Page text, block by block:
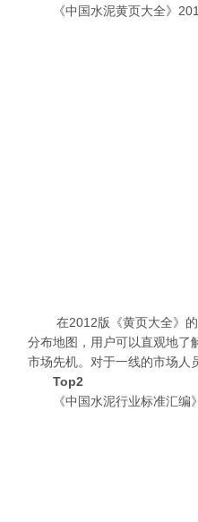
《中国水泥黄页大全》
在2012版《黄页大全》的
分布地图，用户可以直观地了
市场先机。对于一线的市场人
Top2
《中国水泥行业标准汇编